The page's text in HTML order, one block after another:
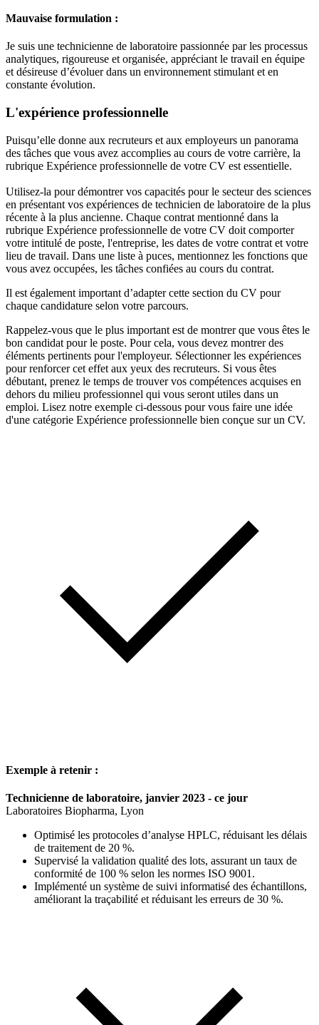
Mauvaise formulation :
Je suis une technicienne de laboratoire passionnée par les processus
analytiques, rigoureuse et organisée, appréciant le travail en équipe
et désireuse d’évoluer dans un environnement stimulant et en
constante évolution.
L'expérience professionnelle
Puisqu’elle donne aux recruteurs et aux employeurs un panorama
des tâches que vous avez accomplies au cours de votre carrière, la
rubrique Expérience professionnelle de votre CV est essentielle.
Utilisez-la pour démontrer vos capacités pour le secteur des sciences
en présentant vos expériences de technicien de laboratoire de la plus
récente à la plus ancienne. Chaque contrat mentionné dans la
rubrique Expérience professionnelle de votre CV doit comporter
votre intitulé de poste, l'entreprise, les dates de votre contrat et votre
lieu de travail. Dans une liste à puces, mentionnez les fonctions que
vous avez occupées, les tâches confiées au cours du contrat.
Il est également important d’adapter cette section du CV pour
chaque candidature selon votre parcours.
Rappelez-vous que le plus important est de montrer que vous êtes le
bon candidat pour le poste. Pour cela, vous devez montrer des
éléments pertinents pour l'employeur. Sélectionner les expériences
pour renforcer cet effet aux yeux des recruteurs. Si vous êtes
débutant, prenez le temps de trouver vos compétences acquises en
dehors du milieu professionnel qui vous seront utiles dans un
emploi. Lisez notre exemple ci-dessous pour vous faire une idée
d'une catégorie Expérience professionnelle bien conçue sur un CV.
Exemple à retenir :
Technicienne de laboratoire, janvier 2023 - ce jour
Laboratoires Biopharma, Lyon
Optimisé les protocoles d’analyse HPLC, réduisant les délais
de traitement de 20 %.
Supervisé la validation qualité des lots, assurant un taux de
conformité de 100 % selon les normes ISO 9001.
Implémenté un système de suivi informatisé des échantillons,
améliorant la traçabilité et réduisant les erreurs de 30 %.